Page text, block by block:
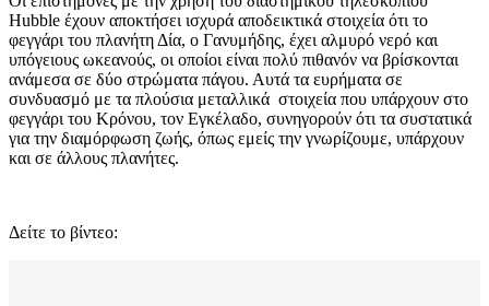
Hubble έχουν αποκτήσει ισχυρά αποδεικτικά στοιχεία ότι το
φεγγάρι του πλανήτη Δία, ο Γανυμήδης, έχει αλμυρό νερό και
υπόγειους ωκεανούς, οι οποίοι είναι πολύ πιθανόν να βρίσκονται
ανάμεσα σε δύο στρώματα πάγου. Αυτά τα ευρήματα σε
συνδυασμό με τα πλούσια μεταλλικά στοιχεία που υπάρχουν στο
φεγγάρι του Κρόνου, τον Εγκέλαδο, συνηγορούν ότι τα συστατικά
για την διαμόρφωση ζωής, όπως εμείς την γνωρίζουμε, υπάρχουν
και σε άλλους πλανήτες.
Δείτε το βίντεο: